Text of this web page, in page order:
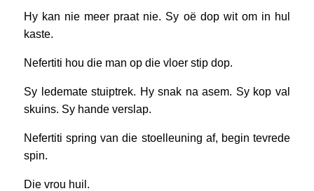
Hy kan nie meer praat nie. Sy oë dop wit om in hul
kaste.
Nefertiti hou die man op die vloer stip dop.
Sy ledemate stuiptrek. Hy snak na asem. Sy kop val
skuins. Sy hande verslap.
Nefertiti spring van die stoelleuning af, begin tevrede
spin.
Die vrou huil.